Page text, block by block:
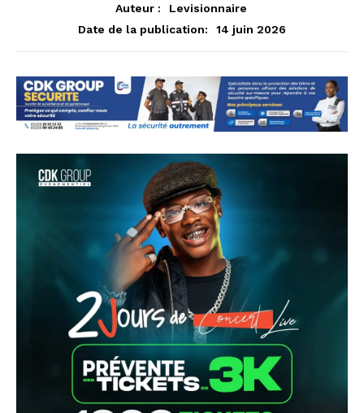
Auteur :
Levisionnaire
Date de la publication:
14 juin 2026